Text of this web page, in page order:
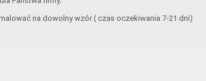
na dowolny wzór ( czas oczekiwania 7-21 dni)